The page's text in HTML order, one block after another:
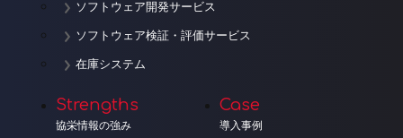
ソフトウェア開発サービス
ソフトウェア検証・評価サービス
在庫システム
Strengths
協栄情報の強み
Case
導入事例